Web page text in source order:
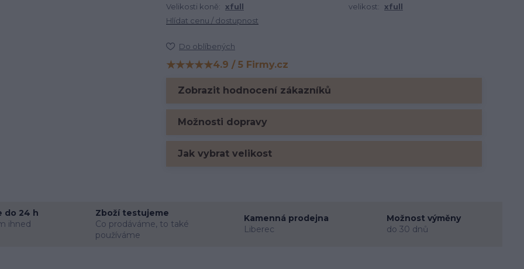
Velikosti koně: xfull velikost: xfull
Hlídat cenu / dostupnost
Do oblíbených
Hodnocení na Firmy.cz
★★★★★4.9 / 5 Firmy.cz
Zobrazit hodnocení zákazníků
Možnosti dopravy
Jak vybrat velikost
do 24 h
ihned
Zboží testujeme
Co prodáváme, to také
používáme
Kamenná prodejna
Liberec
Možnost výměny
do 30 dnů